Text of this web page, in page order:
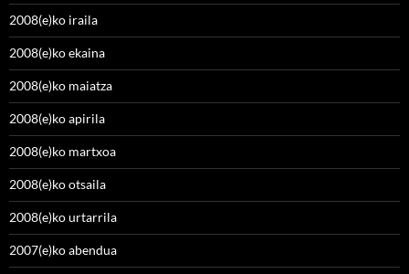
2008(e)ko iraila
2008(e)ko ekaina
2008(e)ko maiatza
2008(e)ko apirila
2008(e)ko martxoa
2008(e)ko otsaila
2008(e)ko urtarrila
2007(e)ko abendua